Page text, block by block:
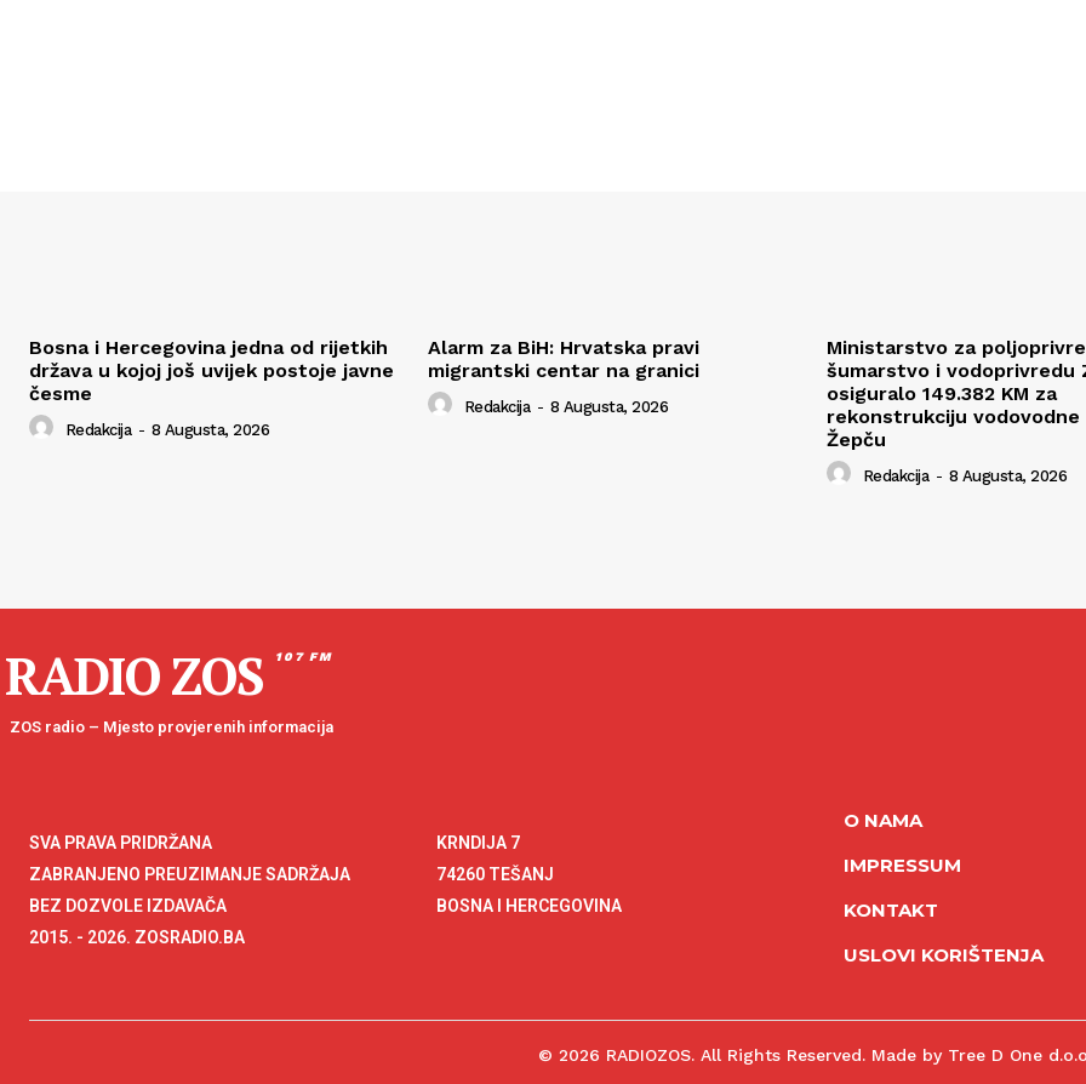
Bosna i Hercegovina jedna od rijetkih
država u kojoj još uvijek postoje javne
česme
Redakcija - 8 Augusta, 2026
Alarm za BiH: Hrvatska pravi
migrantski centar na granici
Redakcija - 8 Augusta, 2026
Ministarstvo za
šumarstvo i vodoprivredu
osiguralo 149.382 KM za
rekonstrukciju vodovodne
Žepču
Redakcija - 8 Augusta, 2026
RADIO ZOS 107 FM
ZOS radio – Mjesto provjerenih informacija
SVA PRAVA PRIDRŽANA
ZABRANJENO PREUZIMANJE SADRŽAJA
BEZ DOZVOLE IZDAVAČA
2015. - 2026. ZOSRADIO.BA
KRNDIJA 7
74260 TEŠANJ
BOSNA I HERCEGOVINA
O NAMA
IMPRESSUM
KONTAKT
USLOVI KORIŠTENJA
© 2026 RADIOZOS. All Rights Reserved. Made by Tree D One